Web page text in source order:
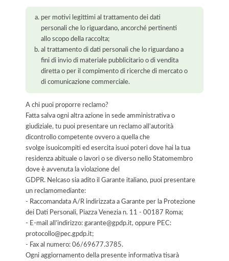
per motivi legittimi al trattamento dei dati
personali che lo riguardano, ancorché pertinenti
allo scopo della raccolta;
al trattamento di dati personali che lo riguardano a
fini di invio di materiale pubblicitario o di vendita
diretta o per il compimento di ricerche di mercato o
di comunicazione commerciale.
A chi puoi proporre reclamo?
Fatta salva ogni altra azione in sede amministrativa o
giudiziale, tu puoi presentare un reclamo all’autorità
dicontrollo competente ovvero a quella che
svolge isuoicompiti ed esercita isuoi poteri dove hai la tua
residenza abituale o lavori o se diverso nello Statomembro
dove è avvenuta la violazione del
GDPR. Nelcaso sia adito il Garante italiano, puoi presentare
un reclamomediante:
- Raccomandata A/R indirizzata a Garante per la Protezione
dei Dati Personali, Piazza Venezia n. 11 - 00187 Roma;
- E-mail all’indirizzo: garante@gpdp.it, oppure PEC:
protocollo@pec.gpdp.it;
- Fax al numero: 06/69677.3785.
Ogni aggiornamento della presente informativa tisarà